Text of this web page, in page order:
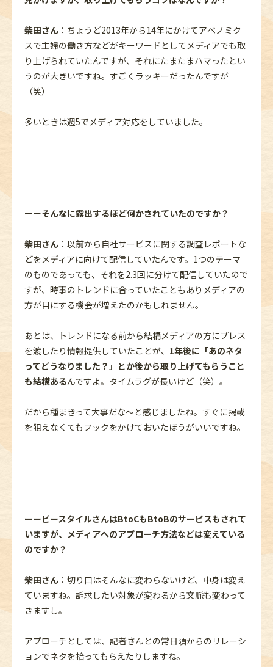
柴田さん ：ちょうど2013年から14年にかけてアベノミク
スで主婦の働き方などがキーワードとしてメディアでも取
り上げられていたんですが、それにたまたまハマったとい
うのが大きいですね。すごくラッキーだったんですが
（笑）
多いときは週5でメディア対応をしていました。
ーーそんなに露出するほど何かされていたのですか？
柴田さん ：以前から自社サービスに関する調査レポートな
どをメディアに向けて配信していたんです。1つのテーマ
のものであっても、それを2.3回に分けて配信していたので
すが、時事のトレンドに合っていたこともありメディアの
方が目にする機会が増えたのかもしれません。
あとは、トレンドになる前から結構メディアの方にプレス
を渡したり情報提供していたことが、 1年後に「あのネタ
ってどうなりました？」とか後から取り上げてもらうこと
も結構あるんですよ。タイムラグが長いけど（笑）。
だから種まきって大事だな～と感じましたね。すぐに掲載
を狙えなくてもフックをかけておいたほうがいいですね。
ーービースタイルさんはBtoCもBtoBのサービスもされて
いますが、メディアへのアプローチ方法などは変えている
のですか？
柴田さん ：切り口はそんなに変わらないけど、中身は変え
ていますね。訴求したい対象が変わるから文脈も変わって
きますし。
アプローチとしては、記者さんとの常日頃からのリレーシ
ョンでネタを拾ってもらえたりしますね。